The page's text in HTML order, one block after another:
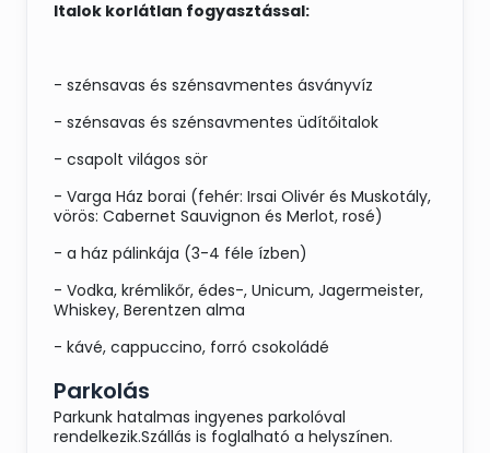
Éjféli
Meleg ételek
Tűzdelt tarjaszeletek ,Sajtos brokkolival
töltött pulykamell, Sült kacsacomb
vörösboros öntettel
Köret:
Lilahagymás-tejfölös
burgonyakorongok ,Párolt zöldségek
Italok korlátlan fogyasztással:
- szénsavas és szénsavmentes ásványvíz
- szénsavas és szénsavmentes üdítőitalok
- csapolt világos sör
- Varga Ház borai (fehér: Irsai Olivér és Muskotály,
vörös: Cabernet Sauvignon és Merlot, rosé)
- a ház pálinkája (3-4 féle ízben)
- Vodka, krémlikőr, édes-, Unicum, Jagermeister,
Whiskey, Berentzen alma
- kávé, cappuccino, forró csokoládé
Parkolás
Parkunk hatalmas ingyenes parkolóval
rendelkezik.Szállás is foglalható a helyszínen.